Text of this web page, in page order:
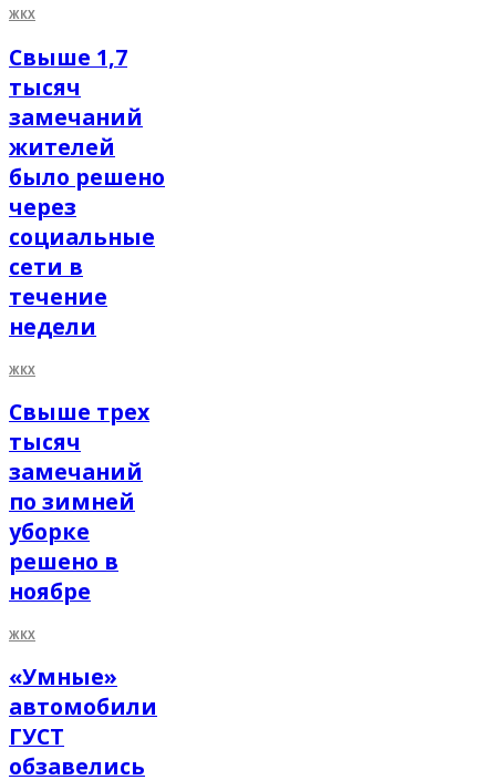
ЖКХ
Свыше 1,7
тысяч
замечаний
жителей
было решено
через
социальные
сети в
течение
недели
ЖКХ
Свыше трех
тысяч
замечаний
по зимней
уборке
решено в
ноябре
ЖКХ
«Умные»
автомобили
ГУСТ
обзавелись